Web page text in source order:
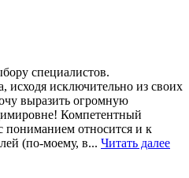
специалистов.
исходя исключительно из своих
выразить огромную
Компетентный
пониманием относится и к
(по-моему, в... Читать далее